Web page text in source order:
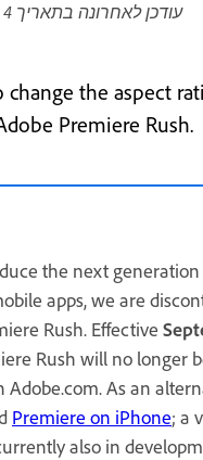
עודכן לאחרונה בתאריך 4 בספטמבר 2025
change the aspect
Premiere Rush.
the next generation
apps, we are
Rush. Effective
Rush will no longer
Adobe.com. As an
Premiere on iPhone; a
also in